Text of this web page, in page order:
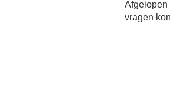
Afgelopen
vragen